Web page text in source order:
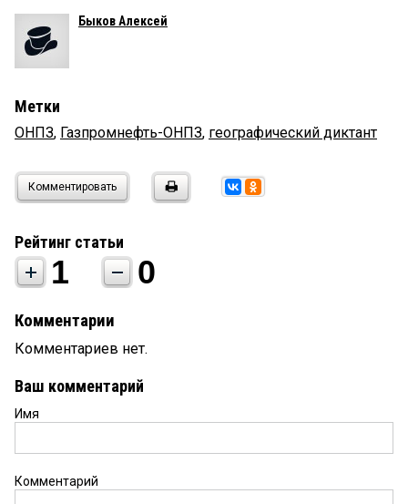
Быков Алексей
Метки
ОНПЗ, Газпромнефть-ОНПЗ, географический диктант
Комментировать
Рейтинг статьи
1 0
Комментарии
Комментариев нет.
Ваш комментарий
Имя
Комментарий